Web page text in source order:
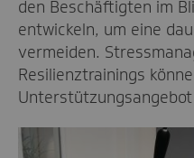
den Beschäftigten im
entwickeln, um eine
vermeiden.
Resilienztrainings